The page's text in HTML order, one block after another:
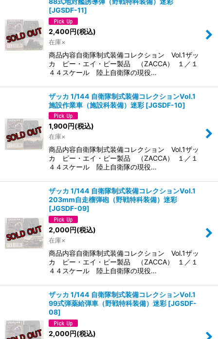
[JGSDF-11]
2,400円(税込)
在庫×
商品内容自衛隊制式装備コレクション Vol.1ザッ
カ ピー・エイ・ピー製品 （ZACCA） １／１
４４スケール 陸上自衛隊の現役…
ザッカ 1/144 自衛隊制式装備コレクションVol.1
施設作業車（施設科装備）迷彩 [JGSDF-10]
1,900円(税込)
在庫×
商品内容自衛隊制式装備コレクション Vol.1ザッ
カ ピー・エイ・ピー製品 （ZACCA） １／１
４４スケール 陸上自衛隊の現役…
ザッカ 1/144 自衛隊制式装備コレクションVol.1
203mm自走榴弾砲（野戦特科装備）迷彩
[JGSDF-09]
2,000円(税込)
在庫×
商品内容自衛隊制式装備コレクション Vol.1ザッ
カ ピー・エイ・ピー製品 （ZACCA） １／１
４４スケール 陸上自衛隊の現役…
ザッカ 1/144 自衛隊制式装備コレクションVol.1
99式弾薬給弾車（野戦特科装備）迷彩 [JGSDF-
08]
2,000円(税込)